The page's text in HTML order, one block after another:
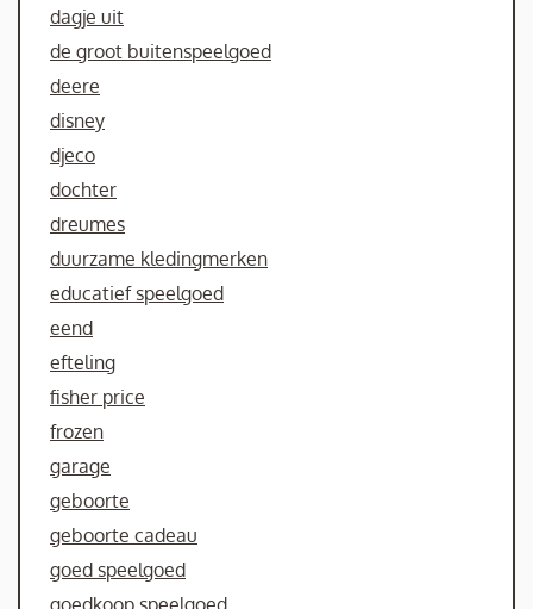
dagje uit
de groot buitenspeelgoed
deere
disney
djeco
dochter
dreumes
duurzame kledingmerken
educatief speelgoed
eend
efteling
fisher price
frozen
garage
geboorte
geboorte cadeau
goed speelgoed